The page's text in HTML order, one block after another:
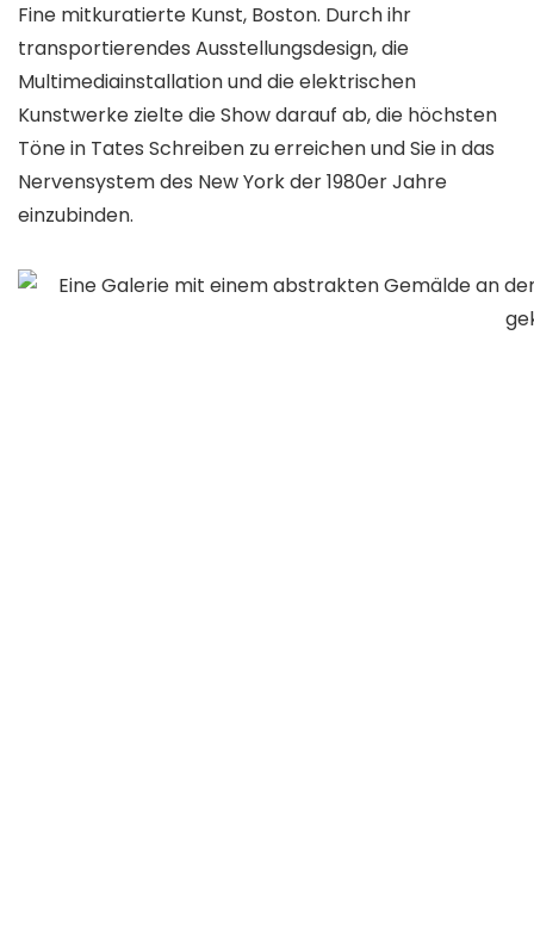
Fine mitkuratierte Kunst, Boston. Durch ihr
transportierendes Ausstellungsdesign, die
Multimediainstallation und die elektrischen
Kunstwerke zielte die Show darauf ab, die höchsten
Töne in Tates Schreiben zu erreichen und Sie in das
Nervensystem des New York der 1980er Jahre
einzubinden.